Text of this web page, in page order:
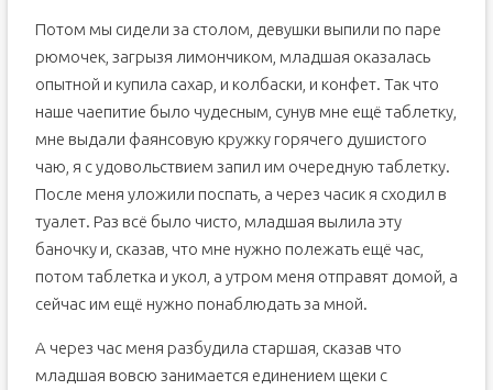
Потом мы сидели за столом, девушки выпили по паре
рюмочек, загрызя лимончиком, младшая оказалась
опытной и купила сахар, и колбаски, и конфет. Так что
наше чаепитие было чудесным, сунув мне ещё таблетку,
мне выдали фаянсовую кружку горячего душистого
чаю, я с удовольствием запил им очередную таблетку.
После меня уложили поспать, а через часик я сходил в
туалет. Раз всё было чисто, младшая вылила эту
баночку и, сказав, что мне нужно полежать ещё час,
потом таблетка и укол, а утром меня отправят домой, а
сейчас им ещё нужно понаблюдать за мной.
А через час меня разбудила старшая, сказав что
младшая вовсю занимается единением щеки с